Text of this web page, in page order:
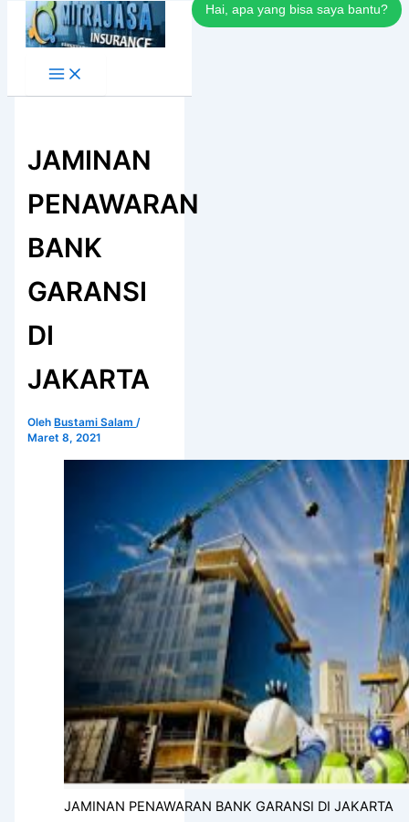
Hai, apa yang bisa saya bantu?
JAMINAN
PENAWARAN
BANK
GARANSI
DI
JAKARTA
Oleh Bustami Salam/
Maret 8, 2021
JAMINAN PENAWARAN BANK GARANSI DI JAKARTA